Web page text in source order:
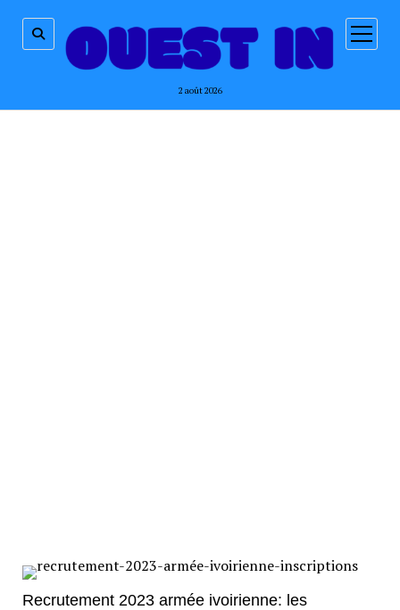
2 août 2026
ouvrir
menu
Recrutement 2023 armée ivoirienne: les